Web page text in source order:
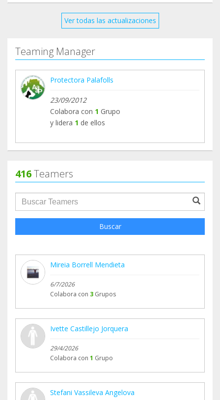
Ver todas las actualizaciones
Teaming Manager
Protectora Palafolls
23/09/2012
Colabora con 1 Grupo
y lidera 1 de ellos
416Teamers
groupProfile.searchForm.search.text???
Buscar
Mireia Borrell Mendieta
6/7/2026
Colabora con 3 Grupos
Ivette Castillejo Jorquera
29/4/2026
Colabora con 1 Grupo
Stefani Vassileva Angelova